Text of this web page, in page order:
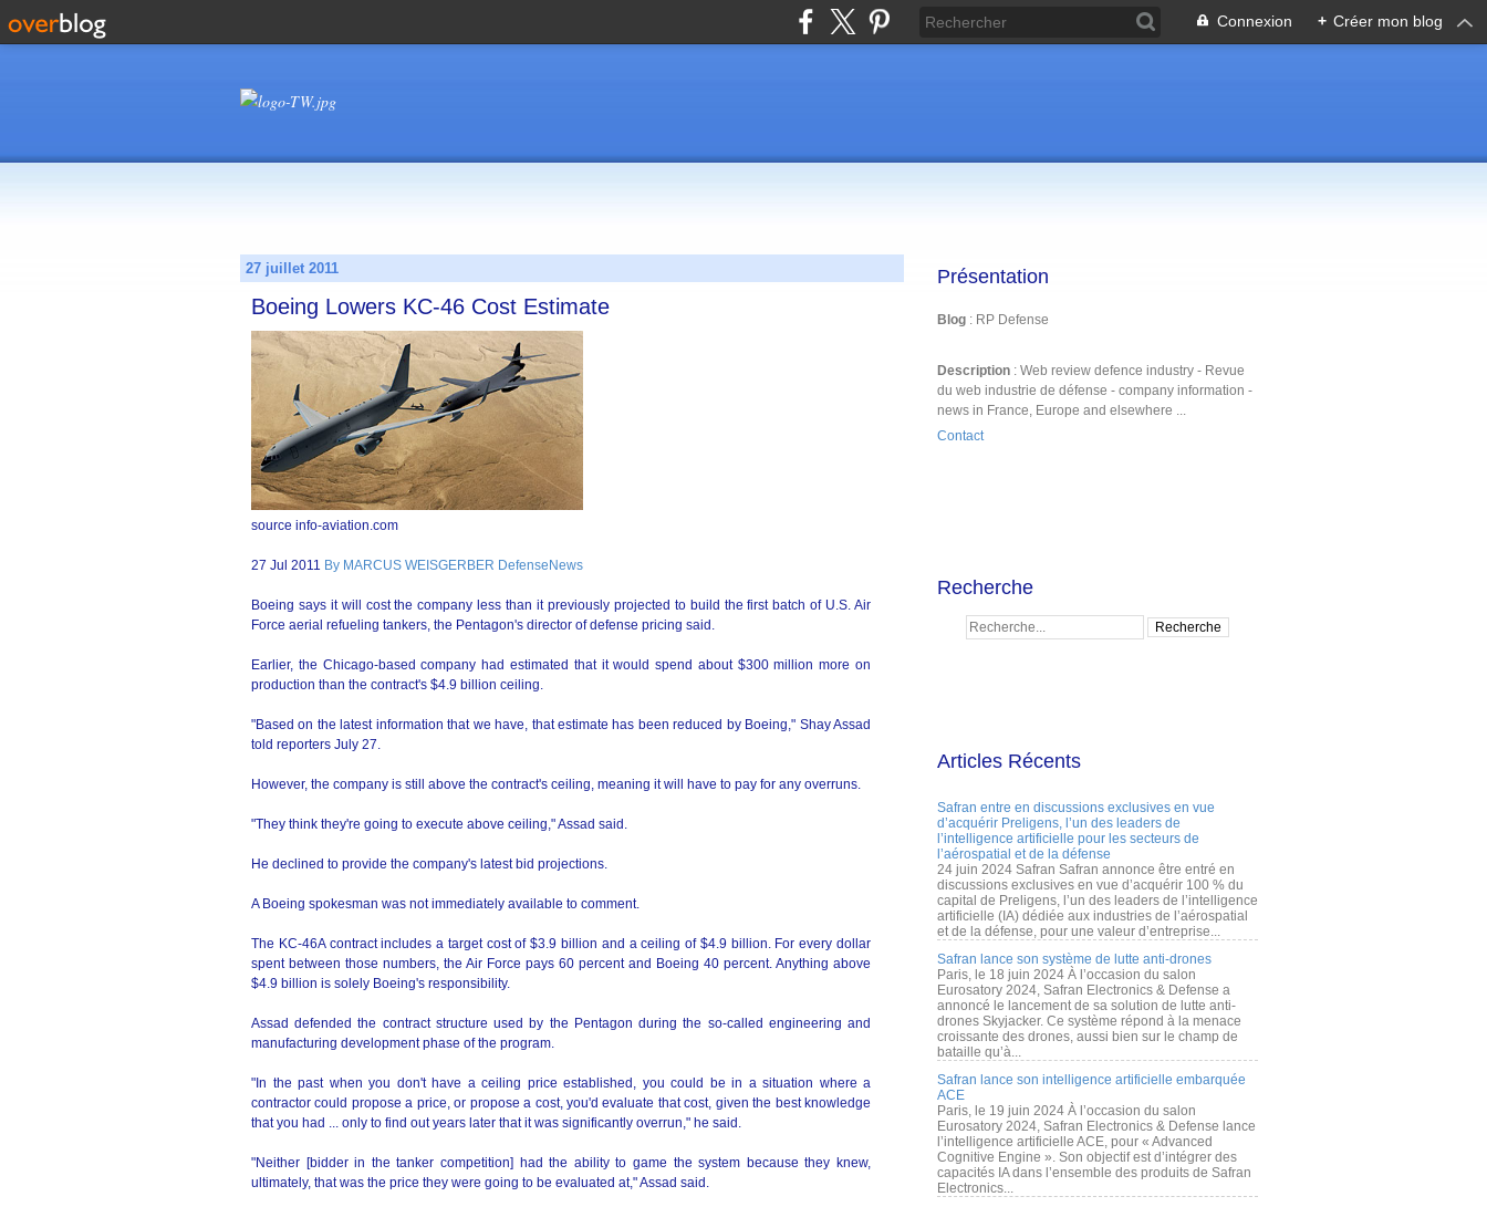
Connexion + Créer mon blog
27 juillet 2011
Boeing Lowers KC-46 Cost Estimate
source info-aviation.com
27 Jul 2011 By MARCUS WEISGERBER DefenseNews
Boeing says it will cost the company less than it previously projected to build the first batch of U.S. Air
Force aerial refueling tankers, the Pentagon's director of defense pricing said.
Earlier, the Chicago-based company had estimated that it would spend about $300 million more on
production than the contract's $4.9 billion ceiling.
"Based on the latest information that we have, that estimate has been reduced by Boeing," Shay Assad
told reporters July 27.
However, the company is still above the contract's ceiling, meaning it will have to pay for any overruns.
"They think they're going to execute above ceiling," Assad said.
He declined to provide the company's latest bid projections.
A Boeing spokesman was not immediately available to comment.
The KC-46A contract includes a target cost of $3.9 billion and a ceiling of $4.9 billion. For every dollar
spent between those numbers, the Air Force pays 60 percent and Boeing 40 percent. Anything above
$4.9 billion is solely Boeing's responsibility.
Assad defended the contract structure used by the Pentagon during the so-called engineering and
manufacturing development phase of the program.
"In the past when you don't have a ceiling price established, you could be in a situation where a
contractor could propose a price, or propose a cost, you'd evaluate that cost, given the best knowledge
that you had ... only to find out years later that it was significantly overrun," he said.
"Neither [bidder in the tanker competition] had the ability to game the system because they knew,
ultimately, that was the price they were going to be evaluated at," Assad said.
Présentation
Blog : RP Defense
Description : Web review defence industry - Revue
du web industrie de défense - company information -
news in France, Europe and elsewhere ...
Contact
Recherche
Articles Récents
Safran entre en discussions exclusives en vue
d’acquérir Preligens, l’un des leaders de
l’intelligence artificielle pour les secteurs de
l’aérospatial et de la défense
24 juin 2024 Safran Safran annonce être entré en
discussions exclusives en vue d’acquérir 100 % du
capital de Preligens, l’un des leaders de l’intelligence
artificielle (IA) dédiée aux industries de l’aérospatial
et de la défense, pour une valeur d’entreprise...
Safran lance son système de lutte anti-drones
Paris, le 18 juin 2024 À l’occasion du salon
Eurosatory 2024, Safran Electronics & Defense a
annoncé le lancement de sa solution de lutte anti-
drones Skyjacker. Ce système répond à la menace
croissante des drones, aussi bien sur le champ de
bataille qu’à...
Safran lance son intelligence artificielle embarquée
ACE
Paris, le 19 juin 2024 À l’occasion du salon
Eurosatory 2024, Safran Electronics & Defense lance
l’intelligence artificielle ACE, pour « Advanced
Cognitive Engine ». Son objectif est d’intégrer des
capacités IA dans l’ensemble des produits de Safran
Electronics...